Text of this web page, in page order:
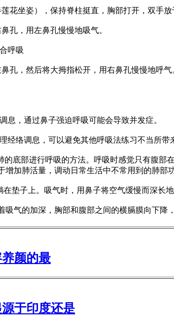
坐姿），保持脊柱挺直，胸部打开，双手放
，用左鼻孔慢慢地吸气。
呼吸
，然后将大拇指松开，用右鼻孔慢慢地呼
，通过鼻子强迫呼吸可能会导致并发症。
调息，可以避免其他呼吸法练习不当所带
部进行呼吸的方法。呼吸时感觉只有腹部
加肺活量，调动日常生活中不常用到的肺部
子上。吸气时，用鼻子将空气缓慢而深长
的加深，胸部和腹部之间的横膈膜向下降
颜的最
于印度还是